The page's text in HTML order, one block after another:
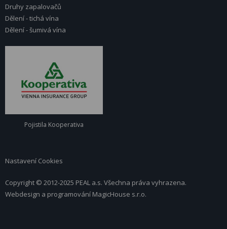
Druhy zapalovačů
Dělení - tichá vína
Dělení - šumivá vína
Pojistila Kooperativa
Nastavení Cookies
Copyright © 2012-2025 PEAL a.s. Všechna práva vyhrazena.
Webdesign a programování MagicHouse s.r.o.